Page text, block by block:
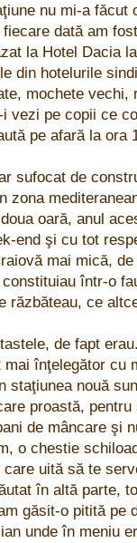
nu mi-a făcut
dată am
la Hotel Dacia
din hotelurile
mochete vechi,
vezi pe copii ce
pe afară la ora
sufocat de
zona
oară, anul
end şi cu tot
mai mică,
într-o
răzbăteau, ce
de fapt
înţelegător cu
staţiunea nouă
proastă,
de mâncare şi
o chestie
uită să te
în altă parte,
găsit-o pitită pe
unde în meniu